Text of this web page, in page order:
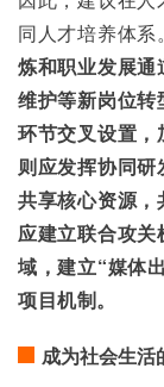
同人才培养体系。
炼和职业发展
维护等新岗位
环节交叉设置
则应发挥协同
共享核心资源
应建立联合攻
域，建立“媒体
项目机制。
成为社会生活